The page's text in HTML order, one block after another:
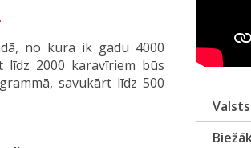
no kura ik gadu 4000
līdz 2000 karavīriem būs
savukārt līdz 500